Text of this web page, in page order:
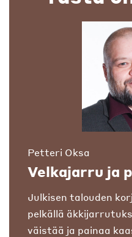
Petteri Oksa
Velkajarru ja
Julkisen talouden
pelkällä
väistää ja painaa